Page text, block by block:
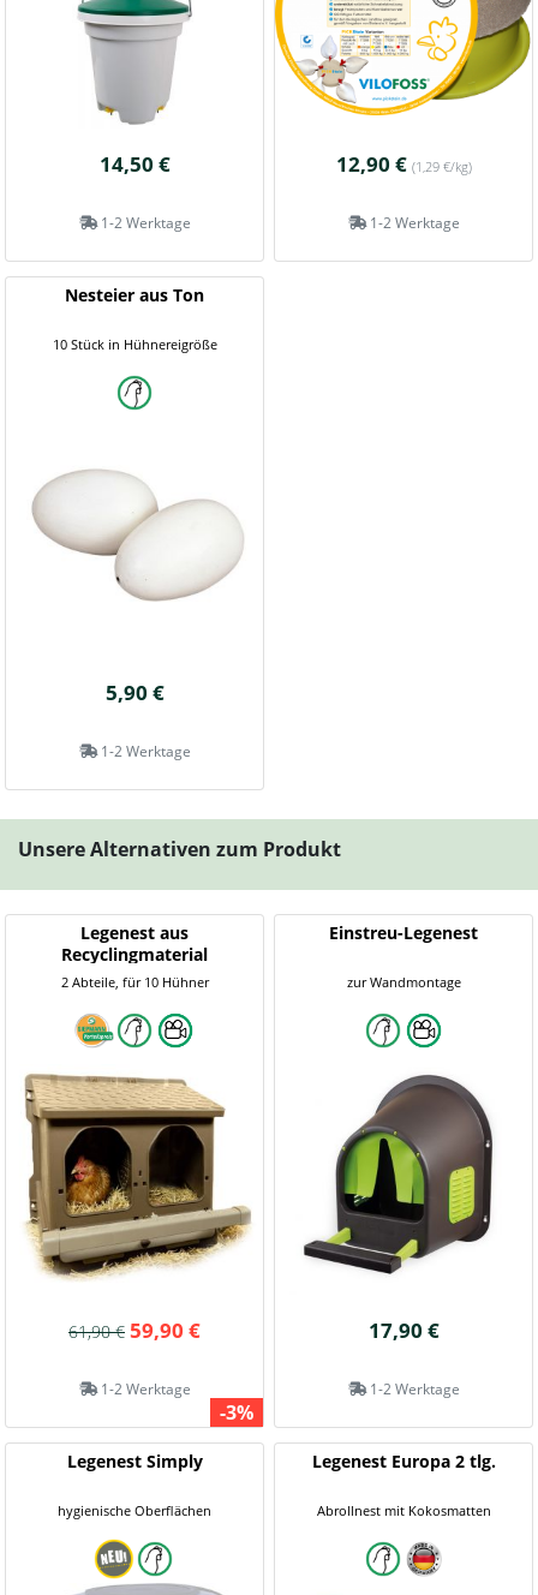
14,50 €
1-2 Werktage
12,90 € (1,29 €/kg)
1-2 Werktage
Nesteier aus Ton
10 Stück in Hühnereigröße
5,90 €
1-2 Werktage
Unsere Alternativen zum Produkt
Legenest aus
Recyclingmaterial
2 Abteile, für 10 Hühner
61,90 € 59,90 €
1-2 Werktage
-3%
Einstreu-Legenest
zur Wandmontage
17,90 €
1-2 Werktage
Legenest Simply
hygienische Oberflächen
Legenest Europa 2 tlg.
Abrollnest mit Kokosmatten